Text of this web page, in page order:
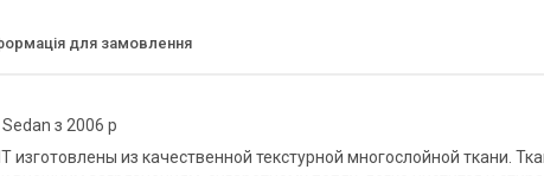
для замовлення
з 2006 р
изготовлены из качественной текстурной многослойной ткани.